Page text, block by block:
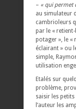
– « qui permet
au simulateur
cambrioleurs
par le «
potager », le «
éclairant » ou
simple,
utilisation
Etalés sur
problème,
saisir les
l’auteur les